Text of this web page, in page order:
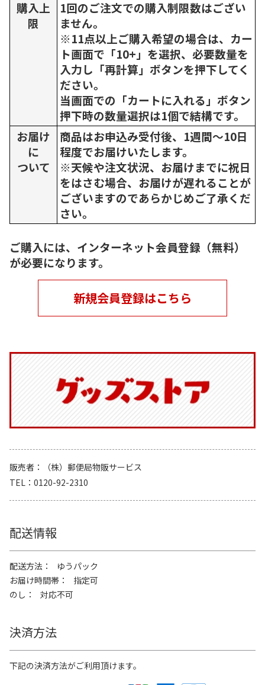
購入上
限
1回のご注文での購入制限数はござい
ません。
※11点以上ご購入希望の場合は、カー
ト画面で「10+」を選択、必要数量を
入力し「再計算」ボタンを押下してく
ださい。
当画面での「カートに入れる」ボタン
押下時の数量選択は1個で結構です。
お届け
に
ついて
商品はお申込み受付後、1週間～10日
程度でお届けいたします。
※天候や注文状況、お届けまでに祝日
をはさむ場合、お届けが遅れることが
ございますのであらかじめご了承くだ
さい。
ご購入には、インターネット会員登録（無料）
が必要になります。
新規会員登録はこちら
販売者
（株）郵便局物販サービス
TEL
0120-92-2310
配送情報
配送方法
ゆうパック
お届け時間帯
指定可
のし
対応不可
決済方法
下記の決済方法がご利用頂けます。